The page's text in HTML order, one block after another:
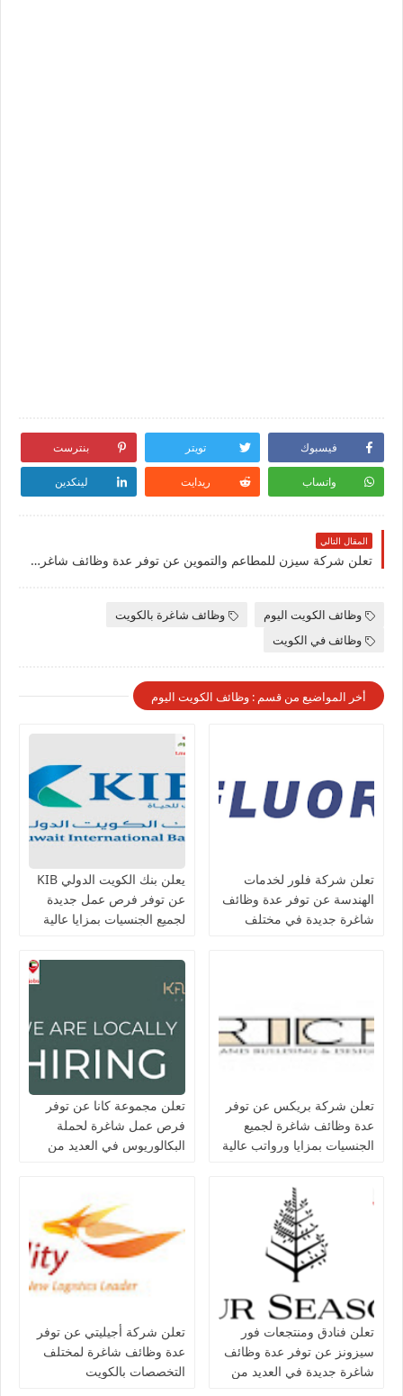
فيسبوك تويتر بنترست
واتساب ريدايت لينكدين
المقال التالي
تعلن شركة سيزن للمطاعم والتموين عن توفر عدة وظائف شاغرة جديدة في العديد من التخصصات للجنسيين في الكويت لعام
وظائف الكويت اليوم
وظائف شاغرة بالكويت
وظائف في الكويت
أخر المواضيع من قسم : وظائف الكويت اليوم
تعلن شركة فلور لخدمات
الهندسة عن توفر عدة وظائف
شاغرة جديدة في مختلف
يعلن بنك الكويت الدولي KIB
عن توفر فرص عمل جديدة
لجميع الجنسيات بمزايا عالية
تعلن شركة بريكس عن توفر
عدة وظائف شاغرة لجميع
الجنسيات بمزايا ورواتب عالية
تعلن مجموعة كانا عن توفر
فرص عمل شاغرة لحملة
البكالوريوس في العديد من
تعلن فنادق ومنتجعات فور
سيزونز‏ عن توفر عدة وظائف
شاغرة جديدة في العديد من
تعلن شركة أجيليتي عن توفر
عدة وظائف شاغرة لمختلف
التخصصات بالكويت